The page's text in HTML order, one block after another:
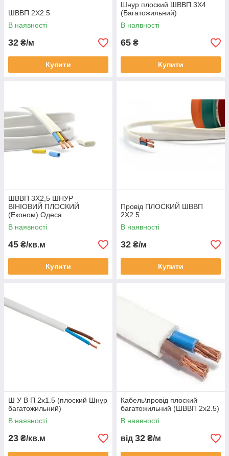
ШВВП 2Х2.5
В наявності
32 ₴/м
Купити
Шнур плоский ШВВП 3Х4
(Багатожильний)
В наявності
65 ₴
Купити
ШВВП 3Х2,5 ШНУР
ВІНІОВИЙ ПЛОСКИЙ
(Економ) Одеса
В наявності
45 ₴/кв.м
Купити
Провід ПЛОСКИЙ ШВВП
2Х2.5
В наявності
32 ₴/м
Купити
Ш У В П 2х1.5 (плоский Шнур
багатожильний)
В наявності
23 ₴/кв.м
Кабель\провід плоский
багатожильний (ШВВП 2х2.5)
В наявності
від 32 ₴/м